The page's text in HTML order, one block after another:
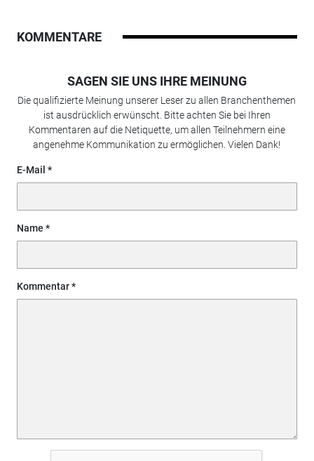
KOMMENTARE
SAGEN SIE UNS IHRE MEINUNG
Die qualifizierte Meinung unserer Leser zu allen Branchenthemen
ist ausdrücklich erwünscht. Bitte achten Sie bei Ihren
Kommentaren auf die Netiquette, um allen Teilnehmern eine
angenehme Kommunikation zu ermöglichen. Vielen Dank!
E-Mail
Name
Kommentar